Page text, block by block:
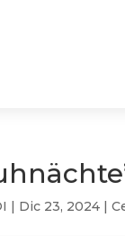
| Dic 23, 2024 |